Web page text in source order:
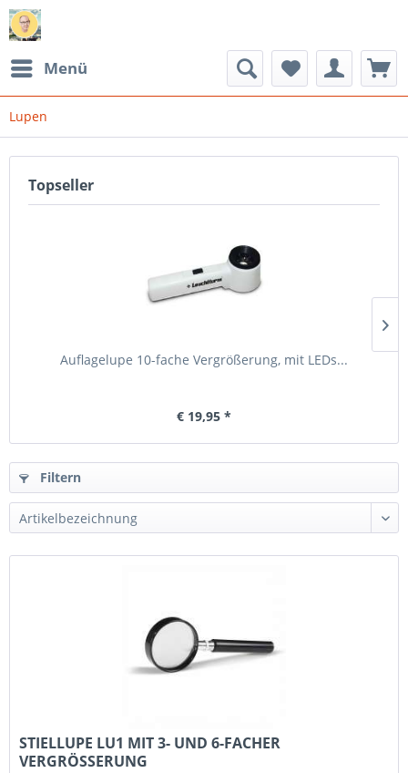
Menü
Lupen
Topseller
Auflagelupe 10-fache Vergrößerung, mit LEDs...
€ 19,95 *
Filtern
STIELLUPE LU1 MIT 3- UND 6-FACHER
VERGRÖSSERUNG